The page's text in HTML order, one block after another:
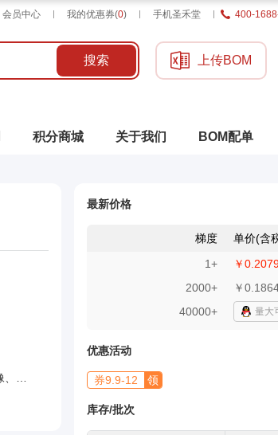
会员中心 我的优惠券(0) 手机圣禾堂 400-
搜索 上传BOM
积分商城 关于我们 BOM配单
最新价格
梯度
单价(含
1+
￥
2000+
￥
40000+
量大
优惠活动
券9.9-12 领
库存/批次